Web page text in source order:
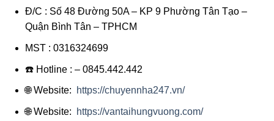
Đ/C : Số 48 Đường 50A – KP 9 Phường Tân Tạo –
Quận Bình Tân – TPHCM
MST : 0316324699
☎️ Hotline : – 0845.442.442
🌐 Website: https://chuyennha247.vn/
🌐 Website: https://vantaihungvuong.com/